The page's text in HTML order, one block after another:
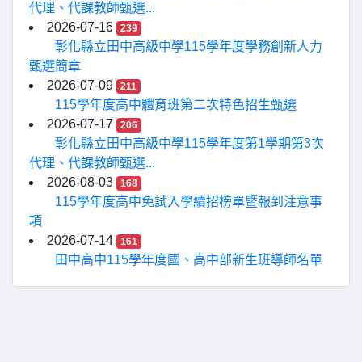
代理、代課教師甄選...
2026-07-16
239
彰化縣立田中高級中學115學年度學務創新人力
甄選簡章
2026-07-09
211
115學年度高中體育班第二次特色招生甄選
2026-07-17
206
彰化縣立田中高級中學115學年度第1學期第3次
代理、代課教師甄選...
2026-08-03
168
115學年度高中免試入學續招榜單暨報到注意事
項
2026-07-14
161
田中高中115學年度國、高中部新生班導師名單